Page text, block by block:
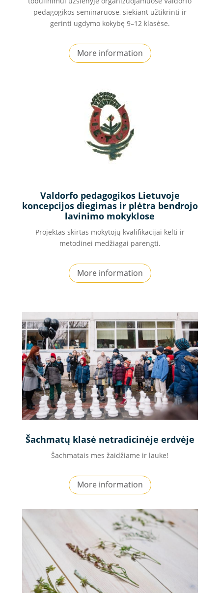
pedagogikos seminaruose, siekiant užtikrinti ir
gerinti ugdymo kokybę 9–12 klasėse.
More information
Valdorfo pedagogikos Lietuvoje
koncepcijos diegimas ir plėtra bendrojo
lavinimo mokyklose
Projektas skirtas mokytojų kvalifikacijai kelti ir
metodinei medžiagai parengti.
More information
Šachmatų klasė netradicinėje erdvėje
Šachmatais mes žaidžiame ir lauke!
More information